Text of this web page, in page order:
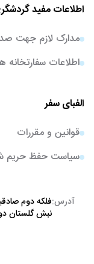
اطلاعات مفید
مدارک لازم جهت
اطلاعات سفارتخانه
الفبای سفر
قوانین و مقررات
سیاست حفظ
آدرس:فلکه دوم
نبش گلستان